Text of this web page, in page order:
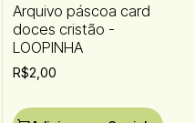
Arquivo páscoa card
doces cristão -
LOOPINHA
R$2,00